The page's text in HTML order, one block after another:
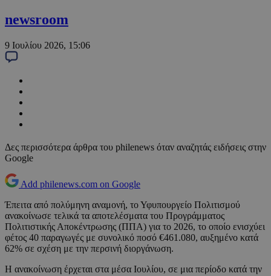
newsroom
9 Ιουλίου 2026, 15:06
Δες περισσότερα άρθρα του philenews όταν αναζητάς ειδήσεις στην
Google
Add philenews.com on Google
Έπειτα από πολύμηνη αναμονή, το Υφυπουργείο Πολιτισμού
ανακοίνωσε τελικά τα αποτελέσματα του Προγράμματος
Πολιτιστικής Αποκέντρωσης (ΠΠΑ) για το 2026, το οποίο ενισχύει
φέτος 40 παραγωγές με συνολικό ποσό €461.080, αυξημένο κατά
62% σε σχέση με την περσινή διοργάνωση.
Η ανακοίνωση έρχεται στα μέσα Ιουλίου, σε μια περίοδο κατά την